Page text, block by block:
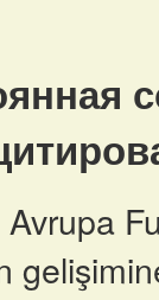
Avrupa